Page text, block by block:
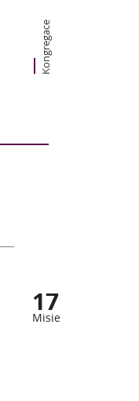
Kongregace
17
Misie